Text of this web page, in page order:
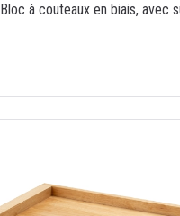
Bloc à couteaux en biais, avec